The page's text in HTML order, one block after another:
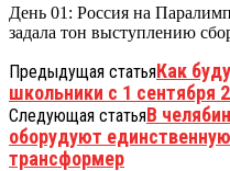
День 01: Россия на
задала тон выступлению
Предыдущая статьяКак
школьники с 1 сентября
Следующая статьяВ
оборудуют
трансформер